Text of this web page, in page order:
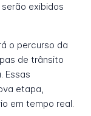
exibidos
o percurso da
de trânsito
Essas
etapa,
em tempo real.